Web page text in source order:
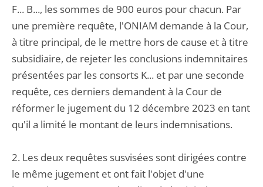
F... B..., les sommes de 900 euros pour chacun. Par
une première requête, l'ONIAM demande à la Cour,
à titre principal, de le mettre hors de cause et à titre
subsidiaire, de rejeter les conclusions indemnitaires
présentées par les consorts K... et par une seconde
requête, ces derniers demandent à la Cour de
réformer le jugement du 12 décembre 2023 en tant
qu'il a limité le montant de leurs indemnisations.
2. Les deux requêtes susvisées sont dirigées contre
le même jugement et ont fait l'objet d'une